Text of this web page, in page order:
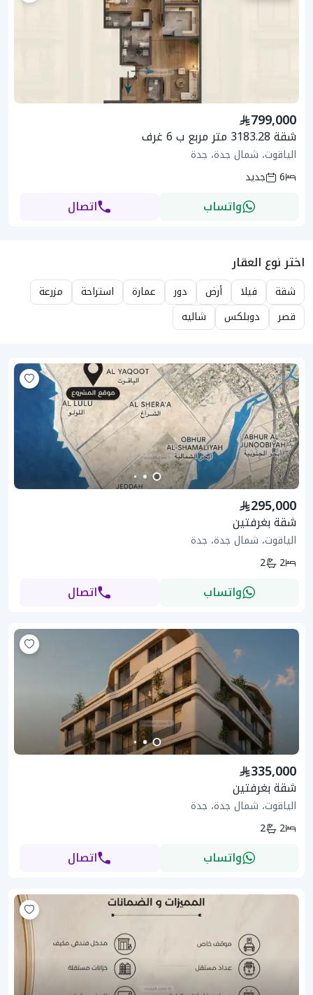
799,000
شقة 3183.28 متر مربع ب 6 غرف
الياقوت، شمال جدة، جدة
6
جديد
واتساب اتصال
اختر نوع العقار
شقة فيلا أرض دور عمارة استراحة
مزرعة
قصر
دوبلكس شاليه
295,000
شقة بغرفتين
الياقوت، شمال جدة، جدة
2
2
واتساب اتصال
335,000
شقة بغرفتين
الياقوت، شمال جدة، جدة
2
2
واتساب اتصال